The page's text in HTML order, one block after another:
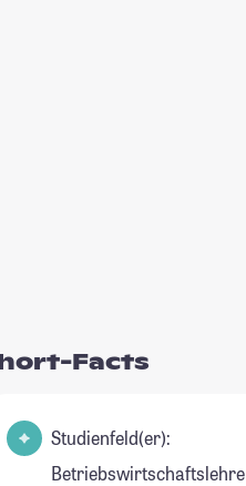
Facts
Studienfeld(er):
Betriebswirtschaftslehre